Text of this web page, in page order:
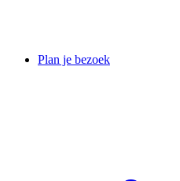
Plan je bezoek